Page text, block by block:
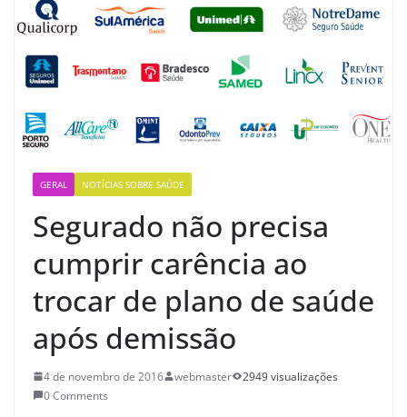
GERAL NOTÍCIAS SOBRE SAÚDE
Segurado não precisa
cumprir carência ao
trocar de plano de saúde
após demissão
4 de novembro de 2016 webmaster
2949 visualizações
0 Comments